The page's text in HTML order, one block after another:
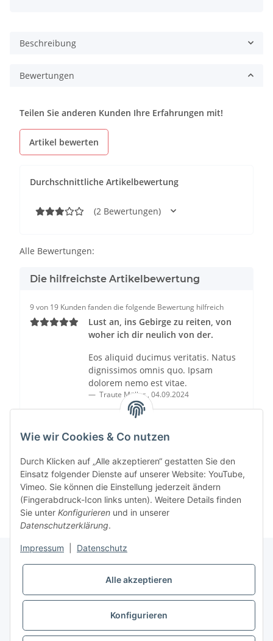
Beschreibung
Bewertungen
Durchschnittliche Artikelbewertung
(2 Bewertungen)
Teilen Sie anderen Kunden Ihre Erfahrungen mit!
Artikel bewerten
Alle Bewertungen:
Die hilfreichste Artikelbewertung
9 von 19 Kunden fanden die folgende Bewertung hilfreich
Lust an, ins Gebirge zu reiten, von
woher ich dir neulich von der.
Eos aliquid ducimus veritatis. Natus
dignissimos omnis quo. Ipsam
dolorem nemo est vitae.
Traute Müller , 04.09.2024
Gesetzliche Informationen
Wie wir Cookies & Co nutzen
Durch Klicken auf „Alle akzeptieren“ gestatten Sie den
Einsatz folgender Dienste auf unserer Website: YouTube,
Vimeo. Sie können die Einstellung jederzeit ändern
(Fingerabdruck-Icon links unten). Weitere Details finden
Sie unter Konfigurieren und in unserer
Datenschutzerklärung.
Impressum Datenschutz
Alle akzeptieren
Konfigurieren